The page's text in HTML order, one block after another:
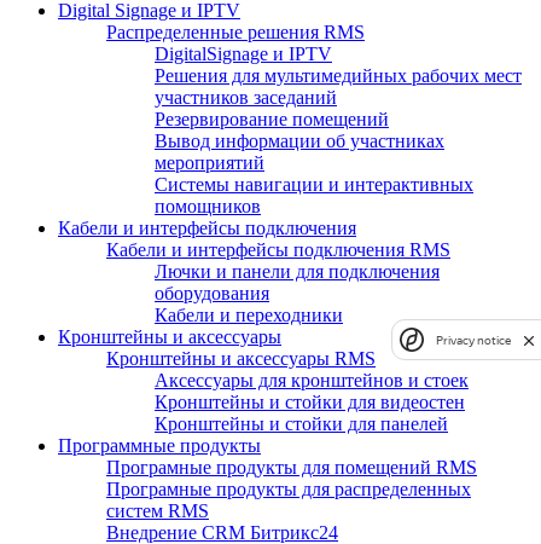
Digital Signage и IPTV
Распределенные решения RMS
DigitalSignage и IPTV
Решения для мультимедийных рабочих мест
участников заседаний
Резервирование помещений
Вывод информации об участниках
мероприятий
Системы навигации и интерактивных
помощников
Кабели и интерфейсы подключения
Кабели и интерфейсы подключения RMS
Лючки и панели для подключения
оборудования
Кабели и переходники
Кронштейны и аксессуары
Кронштейны и аксессуары RMS
Аксессуары для кронштейнов и стоек
Кронштейны и стойки для видеостен
Кронштейны и стойки для панелей
Программные продукты
Програмные продукты для помещений RMS
Програмные продукты для распределенных
систем RMS
Внедрение CRM Битрикс24
Privacy notice